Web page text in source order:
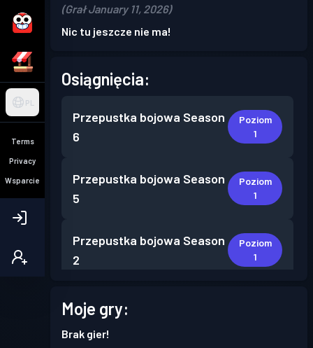
PL
Terms
Privacy
Wsparcie
(Grał January 11, 2026)
Nic tu jeszcze nie ma!
Osiągnięcia:
Przepustka bojowa Season
6
Poziom
1
Przepustka bojowa Season
5
Poziom
1
Przepustka bojowa Season
2
Poziom
1
Moje gry:
Brak gier!